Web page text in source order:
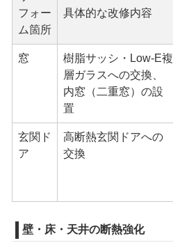
フォー
ム箇所
具体的な改修内容
窓
樹脂サッシ・Low-E複
層ガラスへの交換、
内窓（二重窓）の設
置
玄関ド
ア
高断熱玄関ドアへの
交換
壁・床・天井の断熱強化